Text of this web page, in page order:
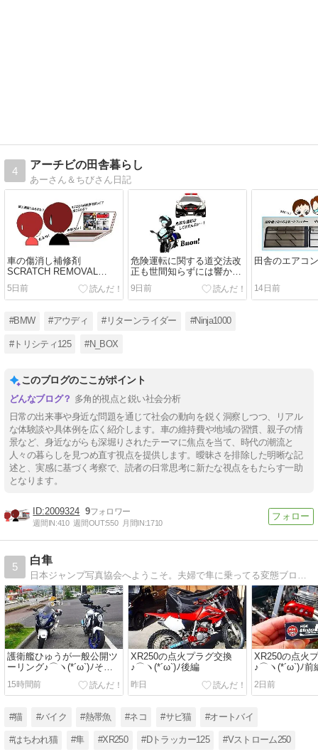
4
アーチビの田舎暮らし
あーさん＆ちびさん日記
車の傷消し補修剤
SCRATCH REMOVAL
WAX の効果って？
5日前
危険運転に関する道交法改
正も世間知らずには響かな
いお話
9日前
田舎のエアコ
14日前
#BMW #アウディ #リターンライダー #Ninja1000
#トリシティ125 #N_BOX
このブログのここがポイント
多角的視点と鋭い社会分析
日常の出来事や身近な問題を通じて社会の動向を鋭く洞察しつつ、リアル
な体験談や具体例を広く紹介します。車の維持費や地域の習慣、親子の情
景など、身近ながらも深堀りされたテーマに焦点を当て、時代の潮流と
人々の暮らしを見つめ直す視点を提供します。曖昧さを排除した明晰な記
述と、実感に基づく考察で、読者の日常思考に新たな視点をもたらす一助
となります。
2009324 9
週間IN:410 週間OUT:550 月間IN:1710
5
白隼
日本ジャンプ写真協会へようこそ。夫婦で隼に乗ってる変態ブログだよ。XR250で林道も爆走してます。
護衛艦ひゅうが一般公開ツ
ーリング♪⌒ヽ(*´ω`)ﾉその
15時間前
XR250の点火プラグ交換
♪⌒ヽ(*´ω`)ﾉ後編
昨日
XR250の点火
♪⌒ヽ(*´ω`)ﾉ前
2日前
#猫 #バイク #熱帯魚 #ネコ #サビ猫 #オートバイ
#はちわれ猫 #隼 #XR250 #Dトラッカー125 #Vストローム250